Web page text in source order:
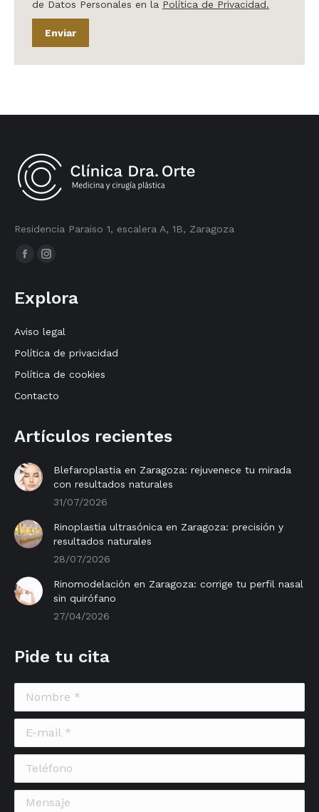
de Datos Personales en la Política de Privacidad.
Enviar
Residencia Paraiso 1, escalera A, 1B, Zaragoza
Encuéntranos en:
Facebook
opens
new
window
Instagram
opens
new
window
Explora
Aviso legal
Política de privacidad
Política de cookies
Contacto
Artículos recientes
Blefaroplastia en Zaragoza: rejuvenece tu mirada
con resultados naturales
31/07/2026
Rinoplastia ultrasónica en Zaragoza: precisión y
resultados naturales
28/07/2026
Rinomodelación en Zaragoza: corrige tu perfil nasal
sin quirófano
27/04/2026
Pide tu cita
Teléfono
Mensaje